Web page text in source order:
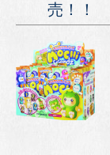
売！！